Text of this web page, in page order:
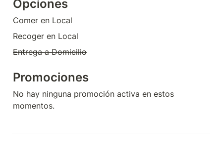
Opciones
Comer en Local
Recoger en Local
Entrega a Domicilio
Promociones
No hay ninguna promoción activa en estos
momentos.